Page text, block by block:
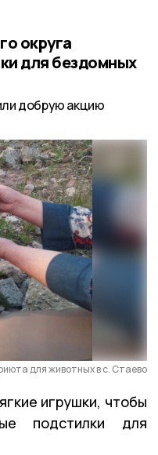
округа
для бездомных
добрую акцию
для животных в с. Стаево
игрушки, чтобы
подстилки для